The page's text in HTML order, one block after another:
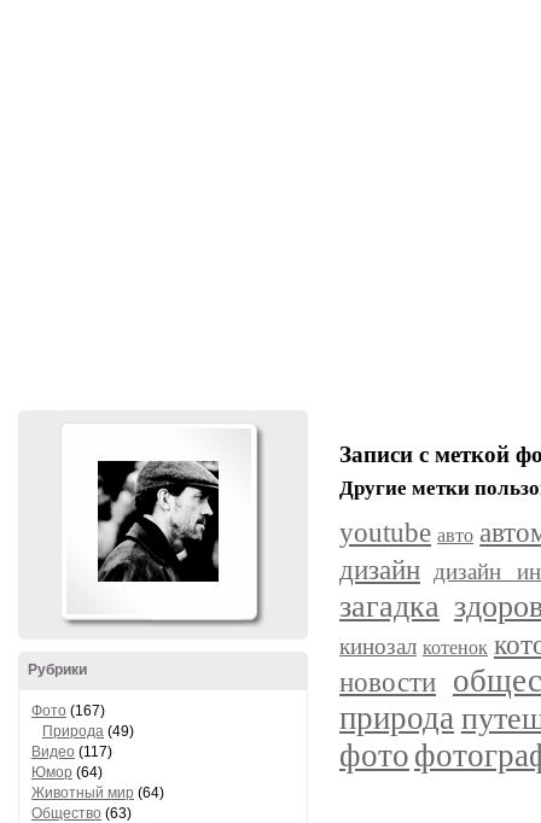
Рубрики
Фото (167)
Природа (49)
Видео (117)
Юмор (64)
Животный мир (64)
Общество (63)
Записи с меткой
Другие метки
youtube авто
дизайн дизайн
загадка
кинозал котенок
новости
природа
фото